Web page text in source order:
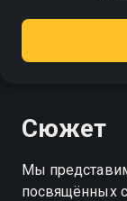
Сюжет
Мы
посвящённых